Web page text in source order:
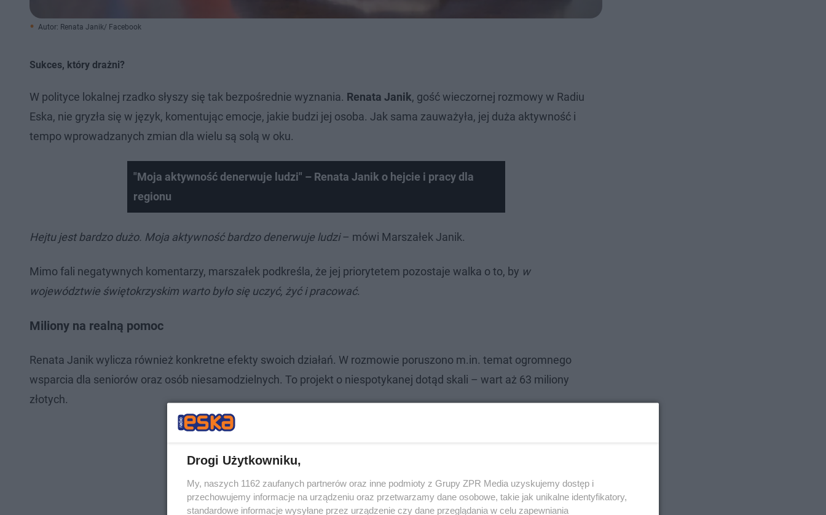
Autor: Renata Janik/ Facebook
Sukces, który drażni?
W polityce lokalnej rzadko słyszy się tak bezpośrednie wyznania. Renata Janik, gość wieczornej rozmowy w Radiu
Eska, nie gryzła się w język, komentując emocje, jakie budzi jej osoba. Jak sama zauważyła, jej duża aktywność i
tempo wprowadzanych zmian dla wielu są solą w oku.
"Moja aktywność denerwuje ludzi" – Renata Janik o hejcie i pracy dla
regionu
Hejtu jest bardzo dużo. Moja aktywność bardzo denerwuje ludzi– mówi Marszałek Janik.
Mimo fali negatywnych komentarzy, marszałek podkreśla, że jej priorytetem pozostaje walka o to, by w
województwie świętokrzyskim warto było się uczyć, żyć i pracować.
Miliony na realną pomoc
Renata Janik wylicza również konkretne efekty swoich działań. W rozmowie poruszono m.in. temat ogromnego
wsparcia dla seniorów oraz osób niesamodzielnych. To projekt o niespotykanej dotąd skali – wart aż 63 miliony
złotych.
Drogi Użytkowniku,
My, naszych 1162 zaufanych partnerów oraz inne podmioty z Grupy ZPR Media uzyskujemy dostęp i
przechowujemy informacje na urządzeniu oraz przetwarzamy dane osobowe, takie jak unikalne identyfikatory,
standardowe informacje wysyłane przez urządzenie czy dane przeglądania w celu zapewniania